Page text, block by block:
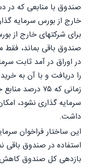
صندوق با منابعی که در
خارج از بورس سرمایه
برای شرکتهای خارج از
صندوق باقی بماند، فقط
در اوراق در آمد ثابت
را دریافت و با آن به
زمانی که ۷۵
سرمایه گذاری نشود،
داشت.
این ساختار فراخوان
استفاده در صندوق باقی
بازدهی کل صندوق کاهش